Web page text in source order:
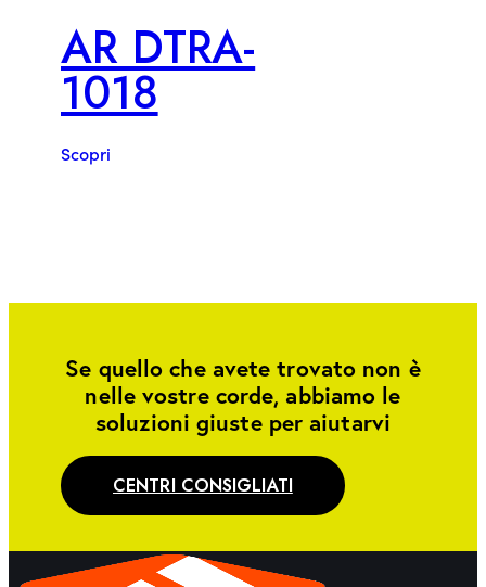
AR DTRA-
1018
Scopri
Se quello che avete trovato non è
nelle vostre corde, abbiamo le
soluzioni giuste per aiutarvi
CENTRI CONSIGLIATI